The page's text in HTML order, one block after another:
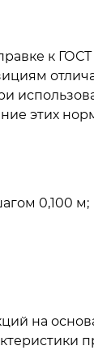
к ГОСТ
этих
0,100 м;
на